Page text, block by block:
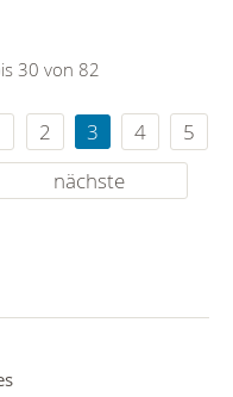
30 von 82
2 3 4
5
nächste